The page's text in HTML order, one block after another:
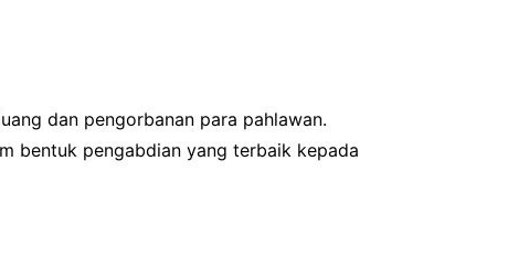
dan pengorbanan para pahlawan.
bentuk pengabdian yang terbaik kepada